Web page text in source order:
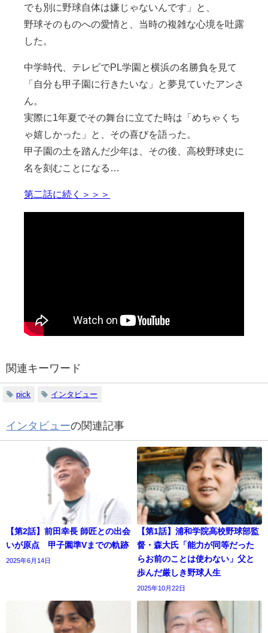
でも別に野球自体は嫌じゃないんです」と、
野球そのものへの愛情と、当時の複雑な心境を吐露
した。
中学時代、テレビでPL学園と横浜の名勝負を見て
「自分も甲子園に行きたいな」と夢見ていたアンさ
ん。
実際に1年夏でその舞台に立てた時は「めちゃくち
ゃ嬉しかった」と、その喜びを語った。
甲子園の土を踏んだ少年は、その後、高校野球史に
名を刻むことになる…
第二話に続く＞＞＞
関連キーワード
pick インタビュー
インタビューの関連記事
【第2話】前田幸長 師匠との出会
いが原点 甲子園準Vまでの軌跡
2025年6月14日
【第1話】浦和学院高校野球部監
督・森大氏「能力が同等だった
らお前のことは使わない」父と
歩んだ厳しき野球人生
2025年10月22日